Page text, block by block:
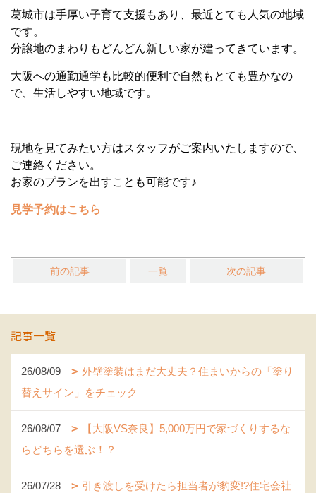
葛城市は手厚い子育て支援もあり、最近とても人気の地域
です。
分譲地のまわりもどんどん新しい家が建ってきています。
大阪への通勤通学も比較的便利で自然もとても豊かなの
で、生活しやすい地域です。
現地を見てみたい方はスタッフがご案内いたしますので、
ご連絡ください。
お家のプランを出すことも可能です♪
見学予約はこちら
前の記事 一覧 次の記事
記事一覧
26/08/09
外壁塗装はまだ大丈夫？住まいからの「塗り
替えサイン」をチェック
26/08/07
【大阪VS奈良】5,000万円で家づくりするな
らどちらを選ぶ！？
26/07/28
引き渡しを受けたら担当者が豹変!?住宅会社